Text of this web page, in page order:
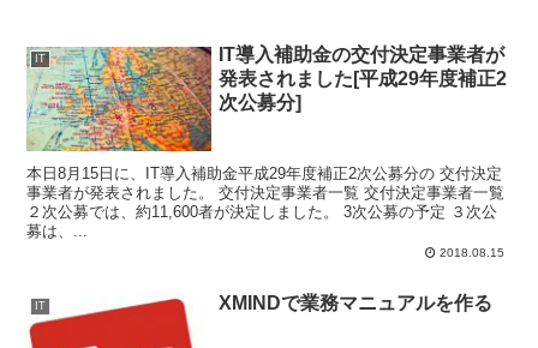
IT
IT導入補助金の交付決定事業者が
発表されました[平成29年度補正2
次公募分]
本日8月15日に、IT導入補助金平成29年度補正2次公募分の 交付決定
事業者が発表されました。 交付決定事業者一覧 交付決定事業者一覧
２次公募では、約11,600者が決定しました。 3次公募の予定 ３次公
募は、...
2018.08.15
IT XMINDで業務マニュアルを作る